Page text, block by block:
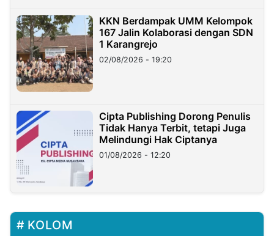
KKN Berdampak UMM Kelompok
167 Jalin Kolaborasi dengan SDN
1 Karangrejo
02/08/2026 - 19:20
Cipta Publishing Dorong Penulis
Tidak Hanya Terbit, tetapi Juga
Melindungi Hak Ciptanya
01/08/2026 - 12:20
KOLOM